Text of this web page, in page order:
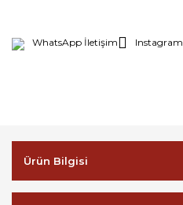
WhatsApp İletişim
Ürün Bilgisi